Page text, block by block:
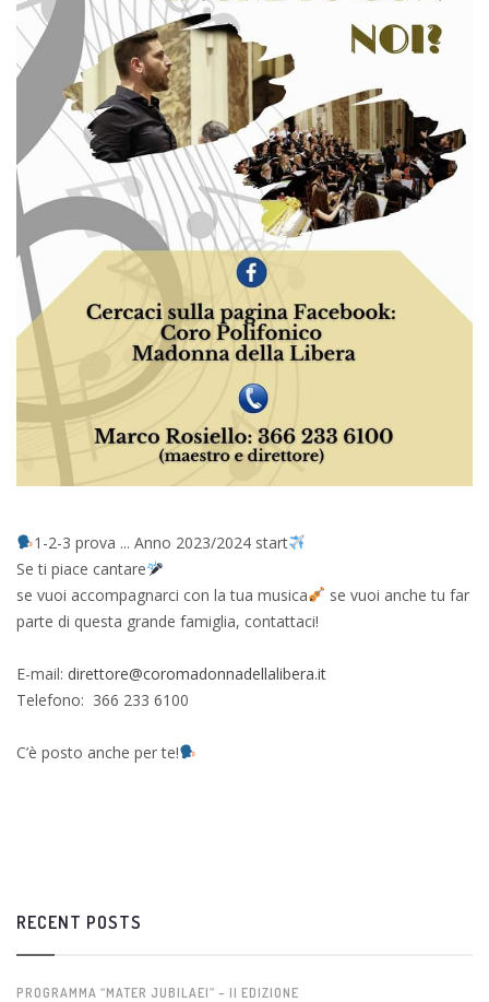
1-2-3 prova ... Anno 2023/2024 start
Se ti piace cantare
se vuoi accompagnarci con la tua musica
se vuoi anche tu far
parte di questa grande famiglia, contattaci!
E-mail: direttore@coromadonnadellalibera.it
Telefono: 366 233 6100
C’è posto anche per te!
RECENT POSTS
PROGRAMMA “MATER JUBILAEI” – II EDIZIONE